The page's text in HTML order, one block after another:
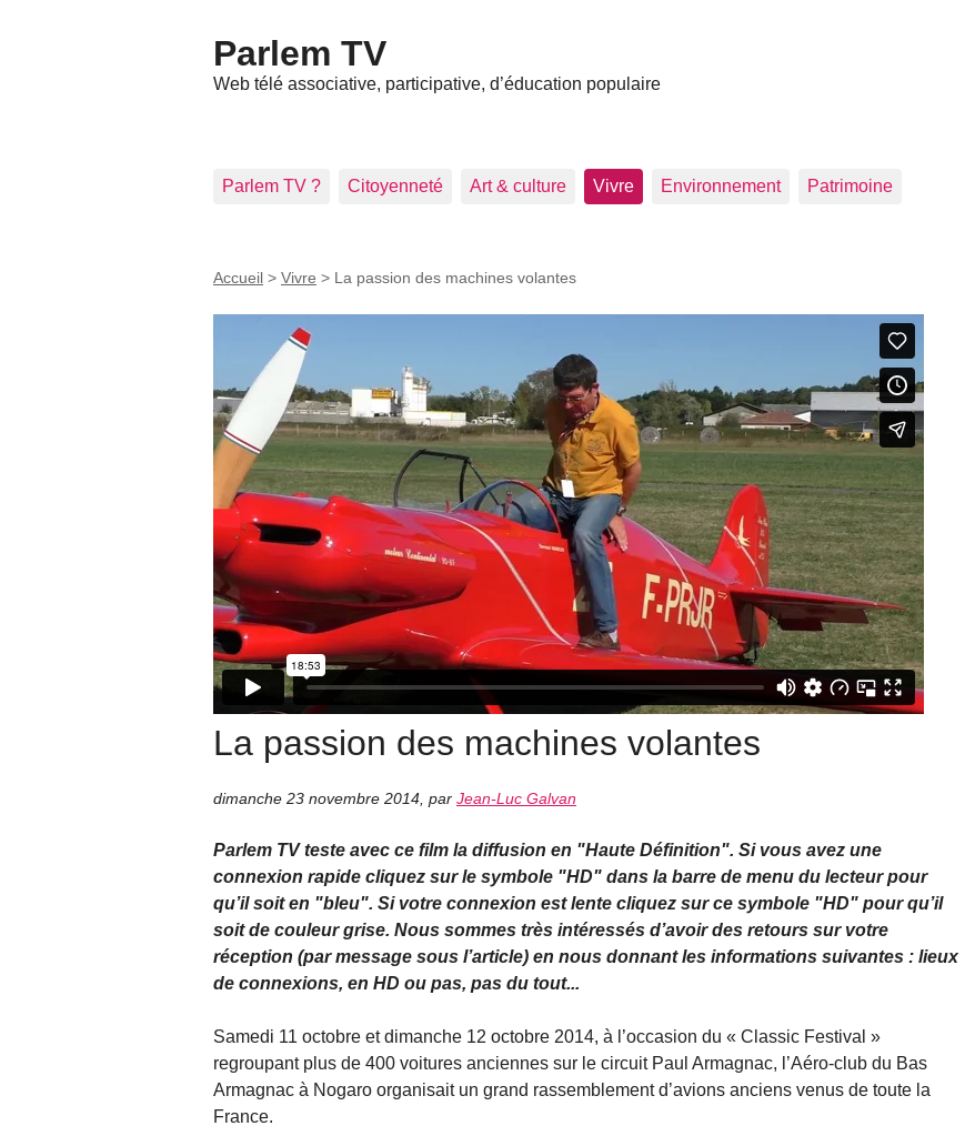
Parlem TV
Web télé associative, participative, d’éducation populaire
Parlem TV ? Citoyenneté Art & culture Vivre Environnement Patrimoine
Accueil > Vivre > La passion des machines volantes
La passion des machines volantes
dimanche 23 novembre 2014 par Jean-Luc Galvan
Parlem TV teste avec ce film la diffusion en "Haute Définition". Si vous avez une
connexion rapide cliquez sur le symbole "HD" dans la barre de menu du lecteur pour
qu’il soit en "bleu". Si votre connexion est lente cliquez sur ce symbole "HD" pour qu’il
soit de couleur grise. Nous sommes très intéressés d’avoir des retours sur votre
réception (par message sous l’article) en nous donnant les informations suivantes : lieux
de connexions, en HD ou pas, pas du tout...
Samedi 11 octobre et dimanche 12 octobre 2014, à l’occasion du « Classic Festival »
regroupant plus de 400 voitures anciennes sur le circuit Paul Armagnac, l’Aéro-club du Bas
Armagnac à Nogaro organisait un grand rassemblement d’avions anciens venus de toute la
France.